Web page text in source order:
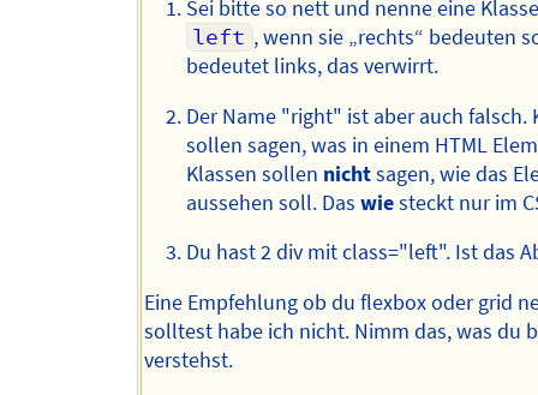
Sei bitte so nett und nenne eine
left , wenn sie „rechts“ bedeuten
bedeutet links, das verwirrt.
Der Name "right" ist aber auch falsch.
sollen sagen, was in einem HTML
Klassen sollen nichtsagen, wie das
aussehen soll. Daswiesteckt nur im
Du hast 2 div mit class="left". Ist das
Eine Empfehlung ob du flexbox oder grid
solltest habe ich nicht. Nimm das, was du
verstehst.